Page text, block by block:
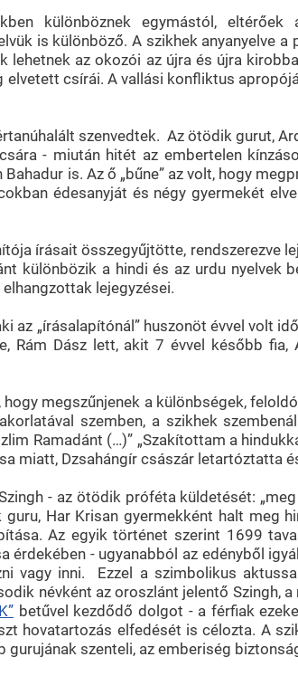
különböznek egymástól, eltérőek
is különböző. A szikhek anyanyelve
lehetnek az okozói az újra és újra
csírái. A vallási konfliktus
szenvedtek. Az ötödik gurut,
- miután hitét az embertelen
is. Az ő „bűne” az volt, hogy
édesanyját és négy gyermekét
írásait összegyűjtötte, rendszerezve
különbözik a hindi és az urdu nyelvek
lejegyzései.
„írásalapítónál” huszonöt évvel volt
Dász lett, akit 7 évvel később fia,
megszűnjenek a különbségek,
szemben, a szikhek
Ramadánt (…)” „Szakítottam a
miatt, Dzsahángír császár letartóztatta
- az ötödik próféta küldetését:
Har Krisan gyermekként halt meg
Az egyik történet szerint 1699
- ugyanabból az edényből
vagy inni. Ezzel a szimbolikus
névként az oroszlánt jelentő Szingh,
betűvel kezdődő dolgot - a férfiak
hovatartozás elfedését is célozta. A
szenteli, az emberiség